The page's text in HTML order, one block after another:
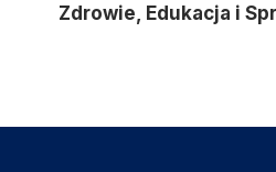
Zdrowie, Edukacja i